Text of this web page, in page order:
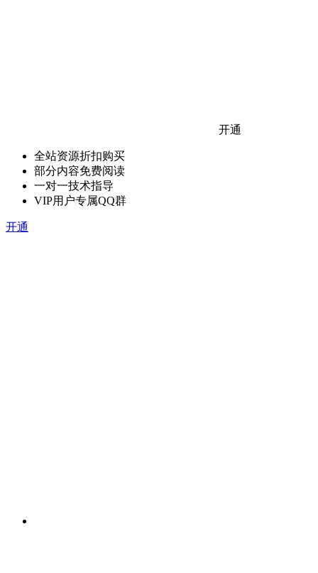
开通
全站资源折扣购买
部分内容免费阅读
一对一技术指导
VIP用户专属QQ群
开通